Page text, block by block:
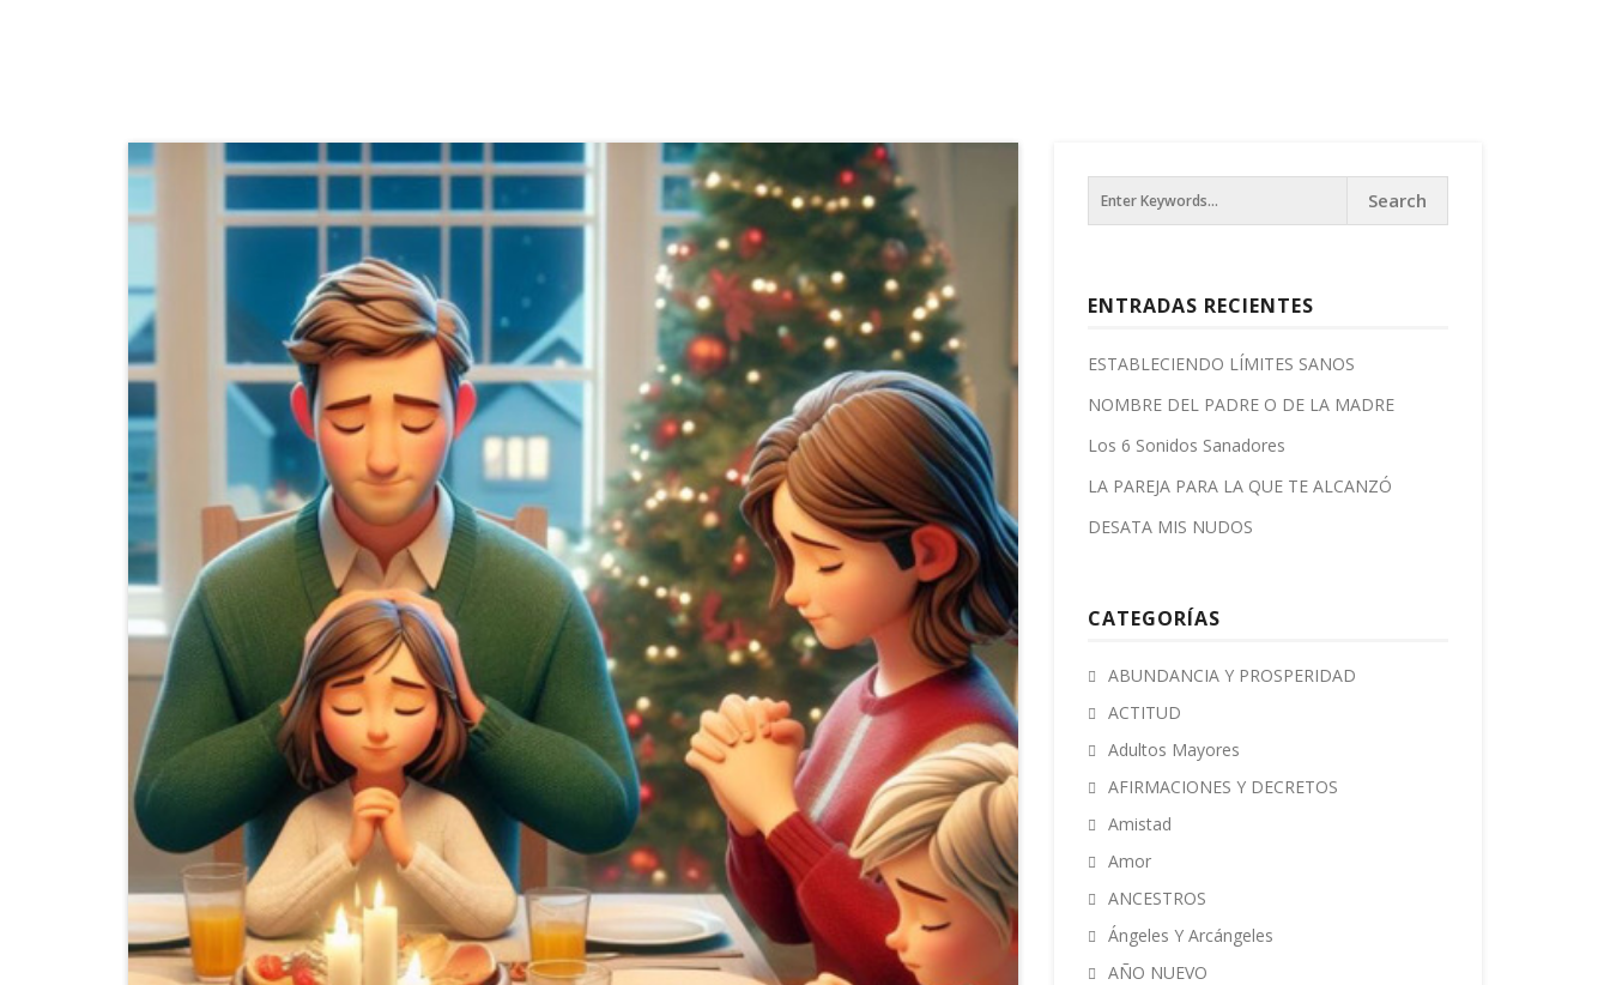
ENTRADAS RECIENTES
ESTABLECIENDO LÍMITES SANOS
NOMBRE DEL PADRE O DE LA MADRE
Los 6 Sonidos Sanadores
LA PAREJA PARA LA QUE TE ALCANZÓ
DESATA MIS NUDOS
CATEGORÍAS
ABUNDANCIA Y PROSPERIDAD
ACTITUD
Adultos Mayores
AFIRMACIONES Y DECRETOS
Amistad
Amor
ANCESTROS
Ángeles Y Arcángeles
AÑO NUEVO